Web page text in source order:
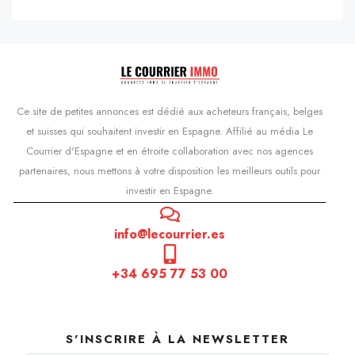
Ce site de petites annonces est dédié aux acheteurs français, belges
et suisses qui souhaitent investir en Espagne. Affilié au média Le
Courrier d'Espagne et en étroite collaboration avec nos agences
partenaires, nous mettons à votre disposition les meilleurs outils pour
investir en Espagne.
info@lecourrier.es
+34 695 77 53 00
S'INSCRIRE À LA NEWSLETTER